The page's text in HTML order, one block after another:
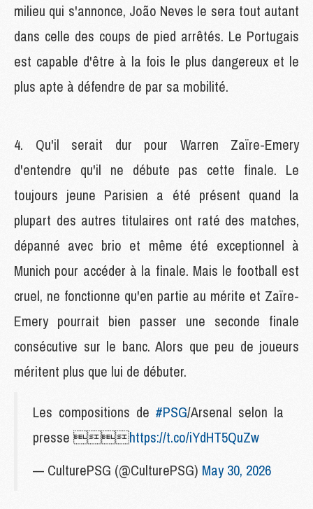
milieu qui s'annonce, João Neves le sera tout autant
dans celle des coups de pied arrêtés. Le Portugais
est capable d'être à la fois le plus dangereux et le
plus apte à défendre de par sa mobilité.
4. Qu'il serait dur pour Warren Zaïre-Emery
d'entendre qu'il ne débute pas cette finale. Le
toujours jeune Parisien a été présent quand la
plupart des autres titulaires ont raté des matches,
dépanné avec brio et même été exceptionnel à
Munich pour accéder à la finale. Mais le football est
cruel, ne fonctionne qu'en partie au mérite et Zaïre-
Emery pourrait bien passer une seconde finale
consécutive sur le banc. Alors que peu de joueurs
méritent plus que lui de débuter.
Les compositions de #PSG/Arsenal selon la
presse https://t.co/iYdHT5QuZw
— CulturePSG (@CulturePSG) May 30, 2026